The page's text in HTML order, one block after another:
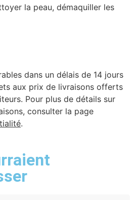
la peau, démaquiller les
dans un délais de 14 jours
aux prix de livraisons offerts
Pour plus de détails sur
consulter la page
.